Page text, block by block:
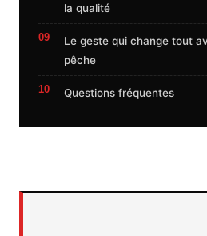
la qualité
Le geste qui change tout
pêche
Questions fréquentes